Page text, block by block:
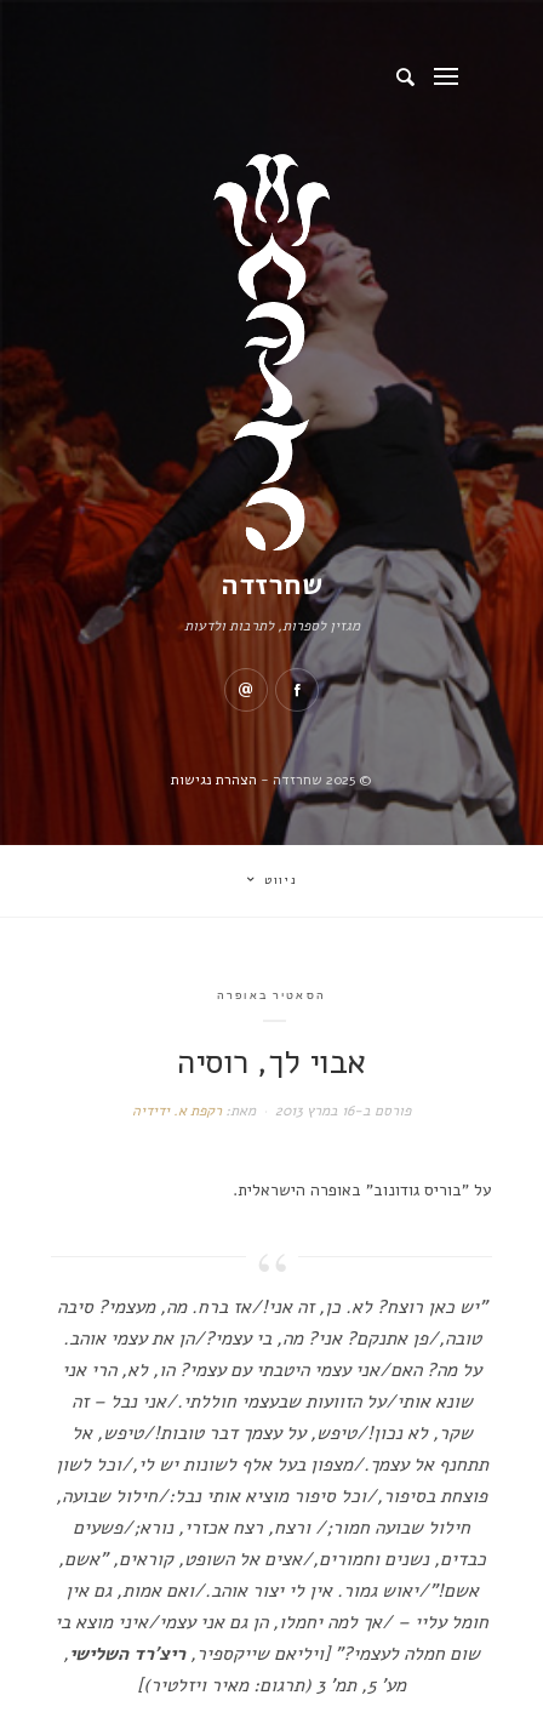
שחרזדה
מגזין לספרות, לתרבות ולדעות
© 2025 שחרזדה - הצהרת נגישות
ניווט
הסאטיר באופרה
אבוי לך, רוסיה
פורסם ב-16 במרץ 2013 מאת:רקפת א. ידידיה
על "בוריס גודונוב" באופרה הישראלית.
"יש כאן רוצח? לא. כן, זה אני!/אז ברח. מה, מעצמי? סיבה
טובה,/פן אתנקם? אני? מה, בי עצמי?/הן את עצמי אוהב.
על מה? האם/אני עצמי היטבתי עם עצמי? הו, לא, הרי אני
שונא אותי/על הזוועות שבעצמי חוללתי./אני נבל – זה
שקר, לא נכון!/טיפש, על עצמך דבר טובות!/טיפש, אל
תתחנף אל עצמך./מצפון בעל אלף לשונות יש לי,/וכל לשון
פוצחת בסיפור,/וכל סיפור מוציא אותי נבל:/חילול שבועה,
חילול שבועה חמור;/ ורצח, רצח אכזרי, נורא;/פשעים
כבדים, נשנים וחמורים,/אצים אל השופט, קוראים, "אשם,
אשם!"/יאוש גמור. אין לי יצור אוהב./ואם אמות, גם אין
חומל עליי – /אך למה יחמלו, הן גם אני עצמי/איני מוצא בי
שום חמלה לעצמי?" [ויליאם שייקספיר,ריצ'רד השלישי,
מע' 5, תמ' 3 (תרגום: מאיר ויזלטיר)]